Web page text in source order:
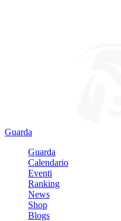
Guarda
Guarda
Calendario
Eventi
Ranking
News
Shop
Blogs